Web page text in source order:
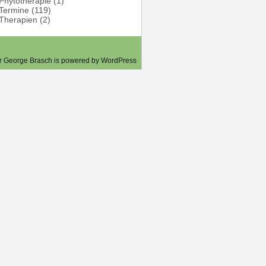
(119)
(2)
George Brasch is powered by WordPress